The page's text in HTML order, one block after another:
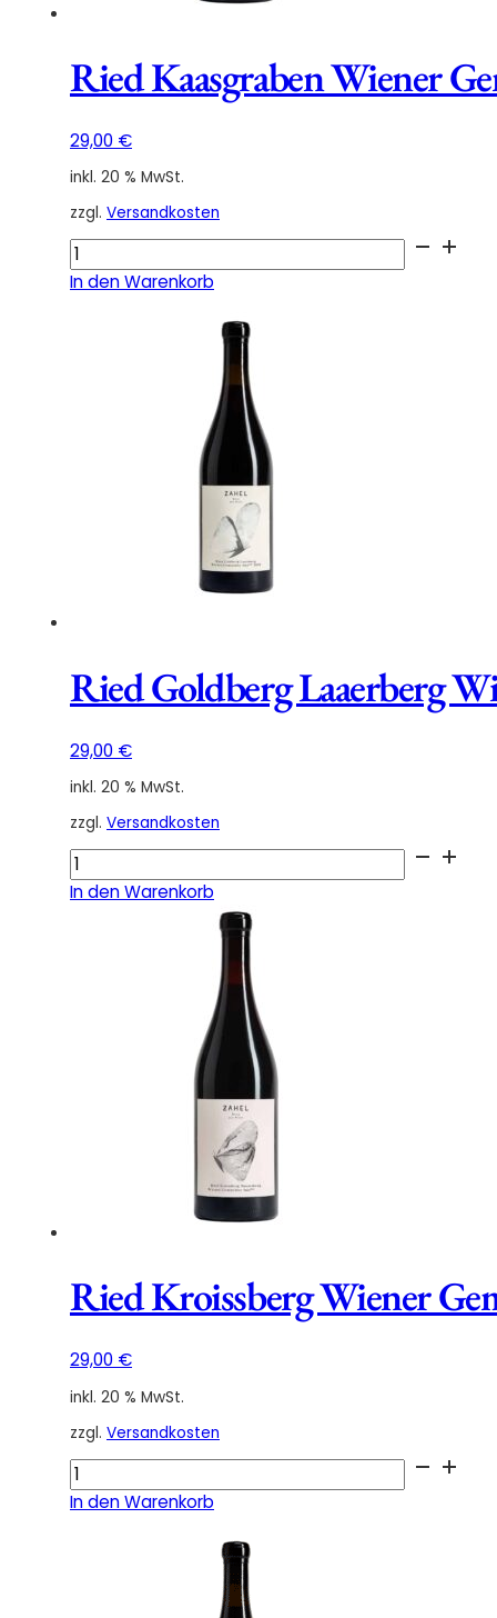
Ried Kaasgraben Wiener
29,00 €
inkl. 20 % MwSt.
zzgl. Versandkosten
Ried
Kaasgraben
Wiener
In den Warenkorb
Ried Goldberg Laaerberg
29,00 €
inkl. 20 % MwSt.
zzgl. Versandkosten
Ried
Goldberg
Laaerberg
In den Warenkorb
Ried Kroissberg Wiener
29,00 €
inkl. 20 % MwSt.
zzgl. Versandkosten
Ried
Kroissberg
Wiener
In den Warenkorb